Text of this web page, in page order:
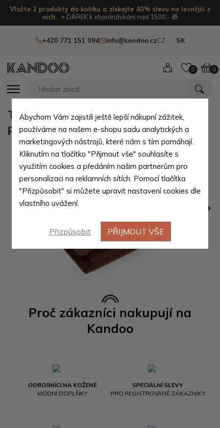
Vložte 2 produkty do košíku a získejte 40% slevu na levnější z
nich.
+ DÁREK k objednávkám nad 1500,- 🎁
+420 771 151 094 info@kandoo.czCZ SK
0 0
Proč zákazníci nakupují na
Kandoo
ODBORNÍCI NA KOŽENÉ
MÓDNÍ DOPLŇKY
SPECIÁLNÍ SLEVY
PRO REGISTROVANÉ ZÁKAZNÍKY
Tmavě hnědá pánská kožená
peněženka Jordan
Abychom Vám zajistili ještě lepší nákupní zážitek,
používáme na našem e-shopu sadu analytických a
marketingových nástrojů, které nám s tím pomáhají.
Kliknutím na tlačítko "Přijmout vše" souhlasíte s
využitím cookies a předáním našim partnerům pro
personalizaci na reklamních sítích. Pomocí tlačítka
"Přizpůsobit" si můžete upravit nastavení cookies dle
vlastního uvážení.
Přizpůsobit PŘIJMOUT VŠE